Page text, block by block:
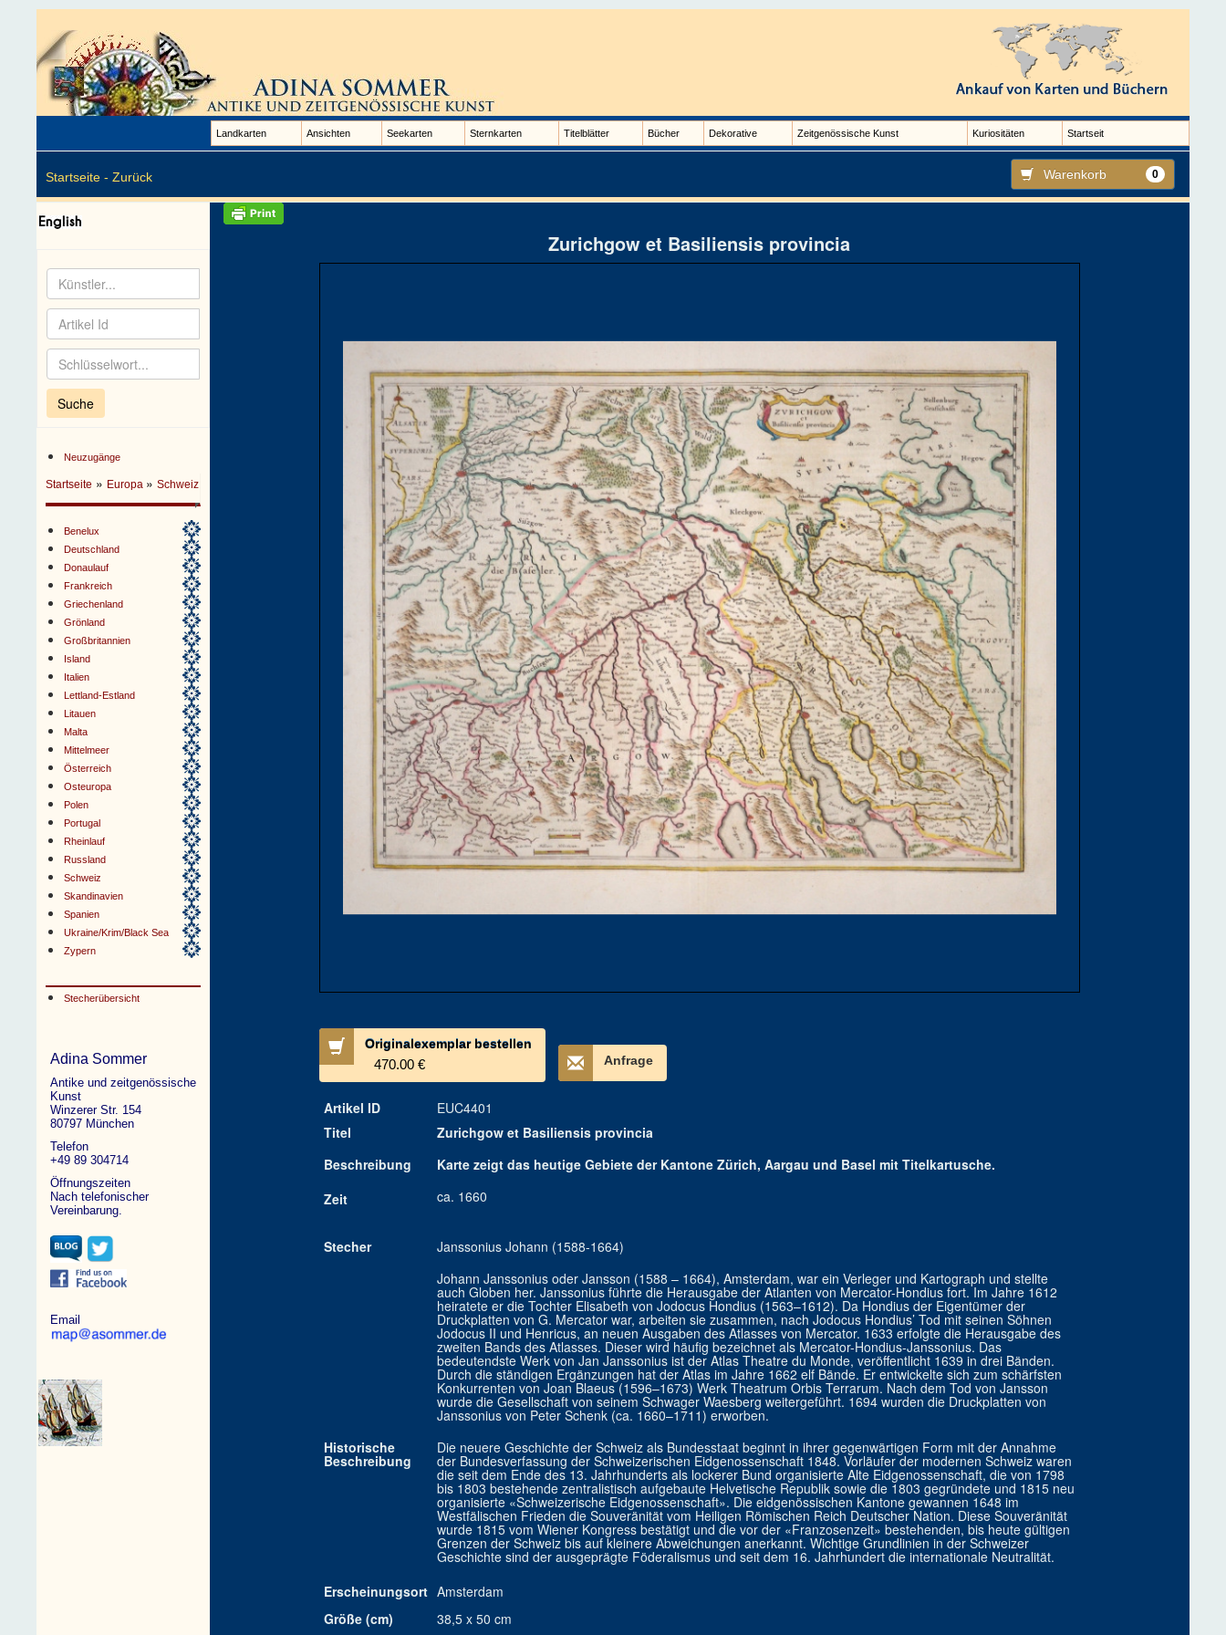
Landkarten Ansichten Seekarten Sternkarten Titelblätter Bücher Dekorative Zeitgenössische Kunst Kuriositäten Startseit
Startseite - Zurück Warenkorb 0
Neuzugänge
Startseite » Europa »Schweiz
Benelux
Deutschland
Donaulauf
Frankreich
Griechenland
Grönland
Großbritannien
Island
Italien
Lettland-Estland
Litauen
Malta
Mittelmeer
Österreich
Osteuropa
Polen
Portugal
Rheinlauf
Russland
Schweiz
Skandinavien
Spanien
Ukraine/Krim/Black Sea
Zypern
Stecherübersicht
Adina Sommer
Antike und zeitgenössische
Kunst
Winzerer Str. 154
80797 München
Telefon
+49 89 304714
Öffnungszeiten
Nach telefonischer
Vereinbarung.
Email
Zurichgow et Basiliensis provincia
Originalexemplar bestellen
470.00 € Anfrage
Artikel ID
EUC4401
Titel
Zurichgow et Basiliensis provincia
Beschreibung
Karte zeigt das heutige Gebiete der Kantone Zürich, Aargau und Basel mit Titelkartusche.
Zeit
ca. 1660
Stecher
Janssonius Johann (1588-1664)
Johann Janssonius oder Jansson (1588 – 1664), Amsterdam, war ein Verleger und Kartograph und stellte
auch Globen her. Janssonius führte die Herausgabe der Atlanten von Mercator-Hondius fort. Im Jahre 1612
heiratete er die Tochter Elisabeth von Jodocus Hondius (1563–1612). Da Hondius der Eigentümer der
Druckplatten von G. Mercator war, arbeiten sie zusammen, nach Jodocus Hondius’ Tod mit seinen Söhnen
Jodocus II und Henricus, an neuen Ausgaben des Atlasses von Mercator. 1633 erfolgte die Herausgabe des
zweiten Bands des Atlasses. Dieser wird häufig bezeichnet als Mercator-Hondius-Janssonius. Das
bedeutendste Werk von Jan Janssonius ist der Atlas Theatre du Monde, veröffentlicht 1639 in drei Bänden.
Durch die ständigen Ergänzungen hat der Atlas im Jahre 1662 elf Bände. Er entwickelte sich zum schärfsten
Konkurrenten von Joan Blaeus (1596–1673) Werk Theatrum Orbis Terrarum. Nach dem Tod von Jansson
wurde die Gesellschaft von seinem Schwager Waesberg weitergeführt. 1694 wurden die Druckplatten von
Janssonius von Peter Schenk (ca. 1660–1711) erworben.
Historische
Beschreibung
Die neuere Geschichte der Schweiz als Bundesstaat beginnt in ihrer gegenwärtigen Form mit der Annahme
der Bundesverfassung der Schweizerischen Eidgenossenschaft 1848. Vorläufer der modernen Schweiz waren
die seit dem Ende des 13. Jahrhunderts als lockerer Bund organisierte Alte Eidgenossenschaft, die von 1798
bis 1803 bestehende zentralistisch aufgebaute Helvetische Republik sowie die 1803 gegründete und 1815 neu
organisierte «Schweizerische Eidgenossenschaft». Die eidgenössischen Kantone gewannen 1648 im
Westfälischen Frieden die Souveränität vom Heiligen Römischen Reich Deutscher Nation. Diese Souveränität
wurde 1815 vom Wiener Kongress bestätigt und die vor der «Franzosenzeit» bestehenden, bis heute gültigen
Grenzen der Schweiz bis auf kleinere Abweichungen anerkannt. Wichtige Grundlinien in der Schweizer
Geschichte sind der ausgeprägte Föderalismus und seit dem 16. Jahrhundert die internationale Neutralität.
Erscheinungsort Amsterdam
Größe (cm)
38,5 x 50 cm